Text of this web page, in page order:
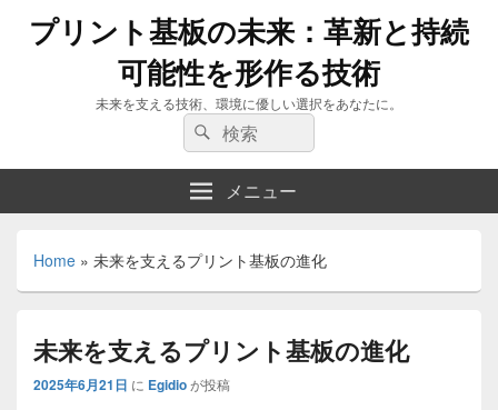
プリント基板の未来：革新と持続
可能性を形作る技術
未来を支える技術、環境に優しい選択をあなたに。
検
索:
検
索
メニュー
Home » 未来を支えるプリント基板の進化
未来を支えるプリント基板の進化
2025年6月21日 に Egidioが投稿